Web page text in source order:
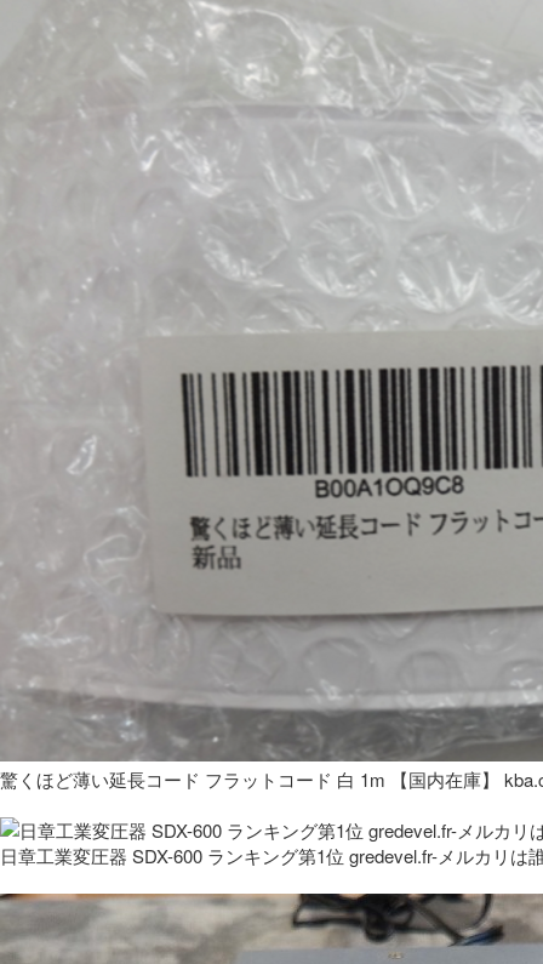
驚くほど薄い延長コード フラットコード 白 1m 【国内在庫】
日章工業変圧器 SDX-600 ランキング第1位 gredevel.fr-メルカリは